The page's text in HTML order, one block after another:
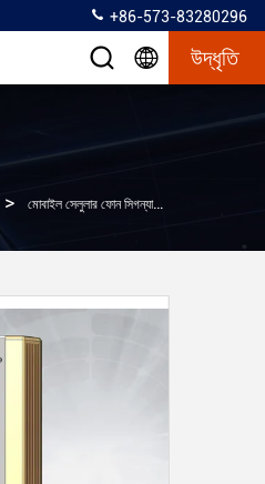
+86-573-83280296
উদ্ধৃতি
> মোবাইল সেলুলার ফোন সিগন্যাল জ্যামার ওয়াইফাই 3G 4G 5G LTE ব্লুটুথ জ্যাম করতে পারে